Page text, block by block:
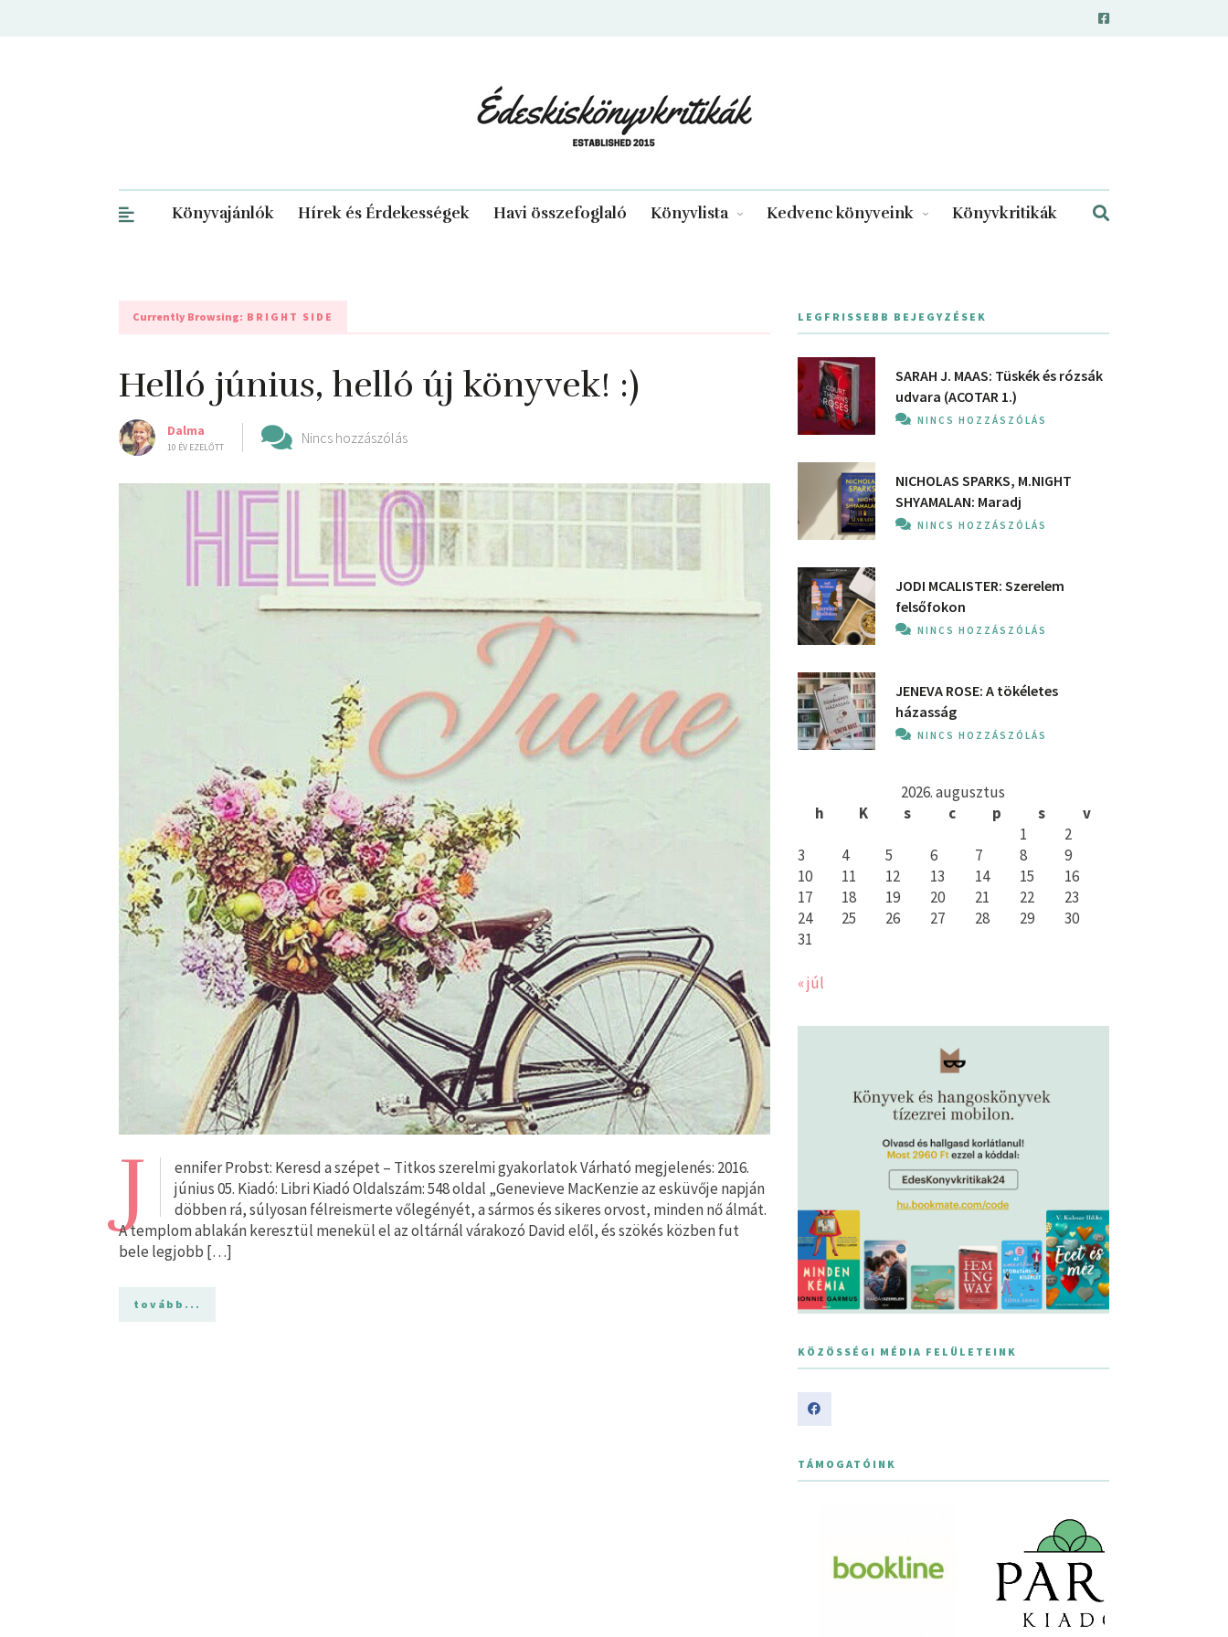
Könyvajánlók Hírek és Érdekességek Havi összefoglaló Könyvlista Kedvenc könyveink Könyvkritikák
Currently Browsing: BRIGHT SIDE
Helló június, helló új könyvek! :)
Dalma
10 ÉV EZELŐTT
Nincs hozzászólás
J
ennifer Probst: Keresd a szépet – Titkos szerelmi gyakorlatok Várható megjelenés: 2016.
június 05. Kiadó: Libri Kiadó Oldalszám: 548 oldal „Genevieve MacKenzie az esküvője napján
döbben rá, súlyosan félreismerte vőlegényét, a sármos és sikeres orvost, minden nő álmát.
A templom ablakán keresztül menekül el az oltárnál várakozó David elől, és szökés közben fut
bele legjobb […]
tovább...
LEGFRISSEBB BEJEGYZÉSEK
SARAH J. MAAS: Tüskék és rózsák
udvara (ACOTAR 1.)
NINCS HOZZÁSZÓLÁS
NICHOLAS SPARKS, M.NIGHT
SHYAMALAN: Maradj
NINCS HOZZÁSZÓLÁS
JODI MCALISTER: Szerelem
felsőfokon
NINCS HOZZÁSZÓLÁS
JENEVA ROSE: A ​tökéletes
házasság
NINCS HOZZÁSZÓLÁS
2026. augusztus
h
K s c p s
v
1
2
3
4 5 6 7 8
9
10
11 12 13 14 15
16
17
18 19 20 21 22
23
24
25 26 27 28 29
30
31
« júl
KÖZÖSSÉGI MÉDIA FELÜLETEINK
TÁMOGATÓINK